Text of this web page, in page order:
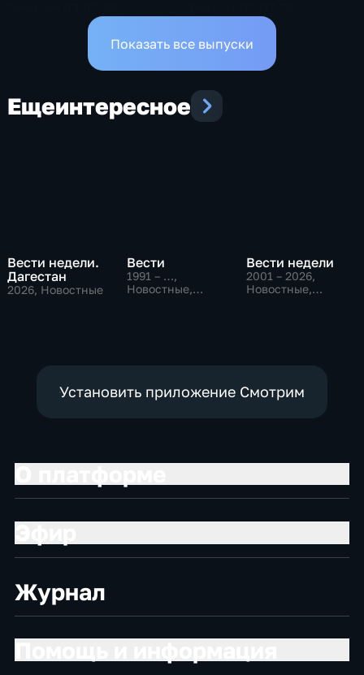
Показать все выпуски
Ещеинтересное
Вести недели.
Дагестан
2026, Новостные
Вести
1991 – …,
Новостные,
Вести недели
2001 – 2026,
Новостные,
Установить приложение Смотрим
Журнал